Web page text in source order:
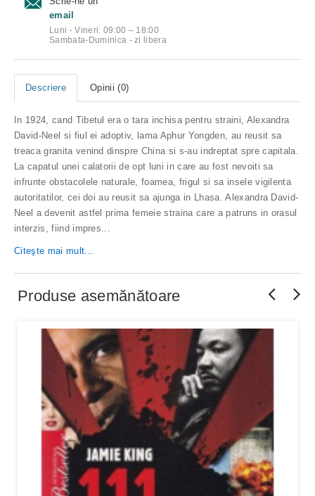
email
Luni - Vineri: 09:00 – 18:00
Sambata-Duminica - zi libera
Descriere Opinii (0)
In 1924, cand Tibetul era o tara inchisa pentru straini, Alexandra
David-Neel si fiul ei adoptiv, lama Aphur Yongden, au reusit sa
treaca granita venind dinspre China si s-au indreptat spre capitala.
La capatul unei calatorii de opt luni in care au fost nevoiti sa
infrunte obstacolele naturale, foamea, frigul si sa insele vigilenta
autoritatilor, cei doi au reusit sa ajunga in Lhasa. Alexandra David-
Neel a devenit astfel prima femeie straina care a patruns in orasul
interzis, fiind impres...
Citeşte mai mult...
Produse asemănătoare